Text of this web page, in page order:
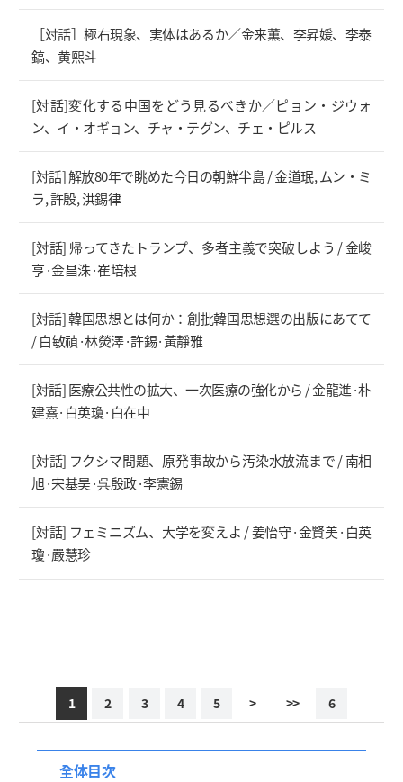
［対話］極右現象、実体はあるか／金来薫、李昇媛、李泰
鎬、黄熙斗
[対話]変化する中国をどう見るべきか／ピョン・ジウォ
ン、イ・オギョン、チャ・テグン、チェ・ピルス
[対話] 解放80年で眺めた今日の朝鮮半島 / 金道珉, ムン・ミ
ラ, 許殷, 洪錫律
[対話] 帰ってきたトランプ、多者主義で突破しよう / 金峻
亨·金昌洙·崔培根
[対話] 韓国思想とは何か：創批韓国思想選の出版にあてて
/ 白敏禎·林熒澤·許錫·黃靜雅
[対話] 医療公共性の拡大、一次医療の強化から / 金龍進·朴
建熹·白英瓊·白在中
[対話] フクシマ問題、原発事故から汚染水放流まで / 南相
旭·宋基昊·呉殷政·李憲錫
[対話] フェミニズム、大学を変えよ / 姜怡守·金賢美·白英
瓊·嚴慧珍
1 2 3 4 5 > >> 6
全体目次